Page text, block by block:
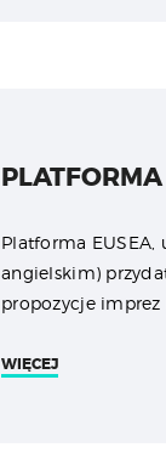
Platforma
angielskim)
propozycje imprez
WIĘCEJ